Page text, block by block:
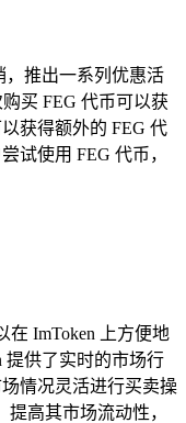
，推出一系列优惠活
买 FEG 代币可以获
获得额外的 FEG 代
试使用 FEG 代币，
在 ImToken 上方便地
提供了实时的市场行
情况灵活进行买卖操
高其市场流动性，